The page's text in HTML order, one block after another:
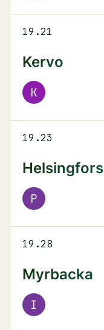
19.21
Kervo
K
19.23
Helsingfors
P
19.28
Myrbacka
I